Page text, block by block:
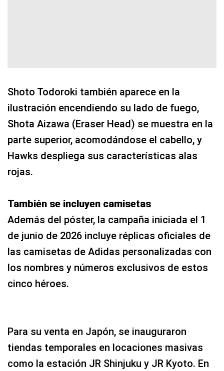
Shoto Todoroki también aparece en la
ilustración encendiendo su lado de fuego,
Shota Aizawa (Eraser Head) se muestra en la
parte superior, acomodándose el cabello, y
Hawks despliega sus características alas
rojas.
También se incluyen camisetas
Además del póster, la campaña iniciada el 1
de junio de 2026 incluye réplicas oficiales de
las camisetas de Adidas personalizadas con
los nombres y números exclusivos de estos
cinco héroes.
Para su venta en Japón, se inauguraron
tiendas temporales en locaciones masivas
como la estación JR Shinjuku y JR Kyoto. En